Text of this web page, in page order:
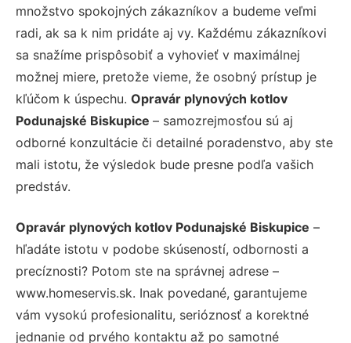
množstvo spokojných zákazníkov a budeme veľmi
radi, ak sa k nim pridáte aj vy. Každému zákazníkovi
sa snažíme prispôsobiť a vyhovieť v maximálnej
možnej miere, pretože vieme, že osobný prístup je
kľúčom k úspechu. Opravár plynových kotlov
Podunajské Biskupice – samozrejmosťou sú aj
odborné konzultácie či detailné poradenstvo, aby ste
mali istotu, že výsledok bude presne podľa vašich
predstáv.
Opravár plynových kotlov Podunajské Biskupice –
hľadáte istotu v podobe skúseností, odbornosti a
precíznosti? Potom ste na správnej adrese –
www.homeservis.sk. Inak povedané, garantujeme
vám vysokú profesionalitu, serióznosť a korektné
jednanie od prvého kontaktu až po samotné